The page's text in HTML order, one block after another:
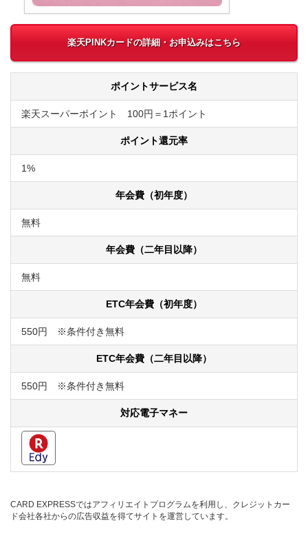
楽天PINKカードの詳細・お申込みはこちら
ポイントサービス名
楽天スーパーポイント 100円＝1ポイント
ポイント還元率
1%
年会費（初年度）
無料
年会費（二年目以降）
無料
ETC年会費（初年度）
550円 ※条件付き無料
ETC年会費（二年目以降）
550円 ※条件付き無料
対応電子マネー
CARD EXPRESSではアフィリエイトプログラムを利用し、クレジットカー
ド会社各社からの広告収益を得てサイトを運営しています。